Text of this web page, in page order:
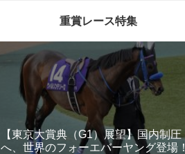
重賞レース特集
【東京大賞典（G1）展望】国内制圧
へ、世界のフォーエバーヤング登場！